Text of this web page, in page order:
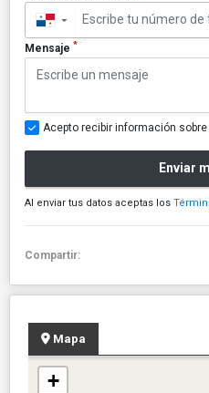
▼
Mensaje *
Acepto recibir información
Enviar
Al enviar tus datos aceptas los
Compartir:
Mapa
+